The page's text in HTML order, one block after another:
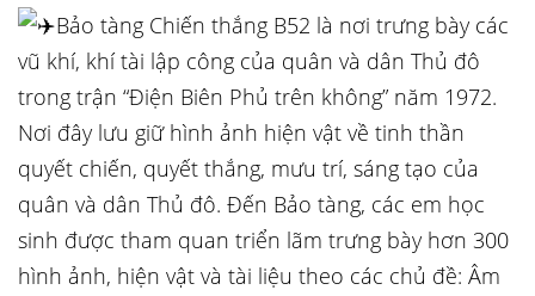
Bảo tàng Chiến thắng B52 là nơi trưng bày các
vũ khí, khí tài lập công của quân và dân Thủ đô
trong trận “Điện Biên Phủ trên không” năm 1972.
Nơi đây lưu giữ hình ảnh hiện vật về tinh thần
quyết chiến, quyết thắng, mưu trí, sáng tạo của
quân và dân Thủ đô. Đến Bảo tàng, các em học
sinh được tham quan triển lãm trưng bày hơn 300
hình ảnh, hiện vật và tài liệu theo các chủ đề: Âm